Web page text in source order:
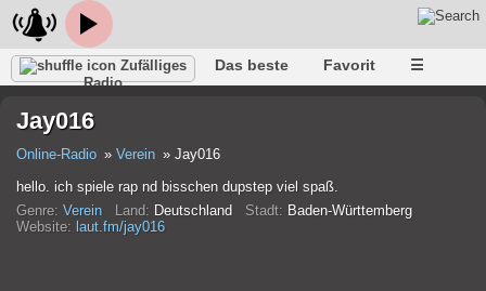
Zufälliges
Radio
Das beste Favorit ☰
Jay016
Online-Radio Verein
Jay016
hello. ich spiele rap nd bisschen dupstep viel spaß.
Genre: Verein Land: Deutschland Stadt: Baden-Württemberg
Website: laut.fm/jay016